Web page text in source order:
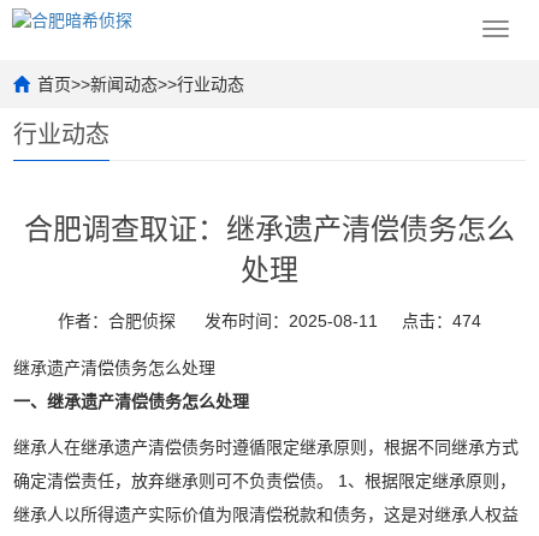
首页>>新闻动态>>行业动态
行业动态
合肥调查取证：继承遗产清偿债务怎么
处理
作者：合肥侦探 发布时间：2025-08-11 点击：474
继承遗产清偿债务怎么处理
一、继承遗产清偿债务怎么处理
继承人在继承遗产清偿债务时遵循限定继承原则，根据不同继承方式
确定清偿责任，放弃继承则可不负责偿债。 1、根据限定继承原则，
继承人以所得遗产实际价值为限清偿税款和债务，这是对继承人权益